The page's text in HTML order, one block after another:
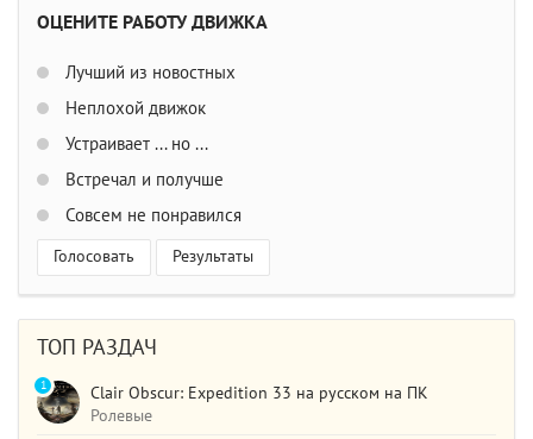
ОЦЕНИТЕ РАБОТУ ДВИЖКА
Лучший из новостных
Неплохой движок
Устраивает ... но ...
Встречал и получше
Совсем не понравился
Голосовать Результаты
ТОП РАЗДАЧ
Clair Obscur: Expedition 33 на русском на ПК
Ролевые
1